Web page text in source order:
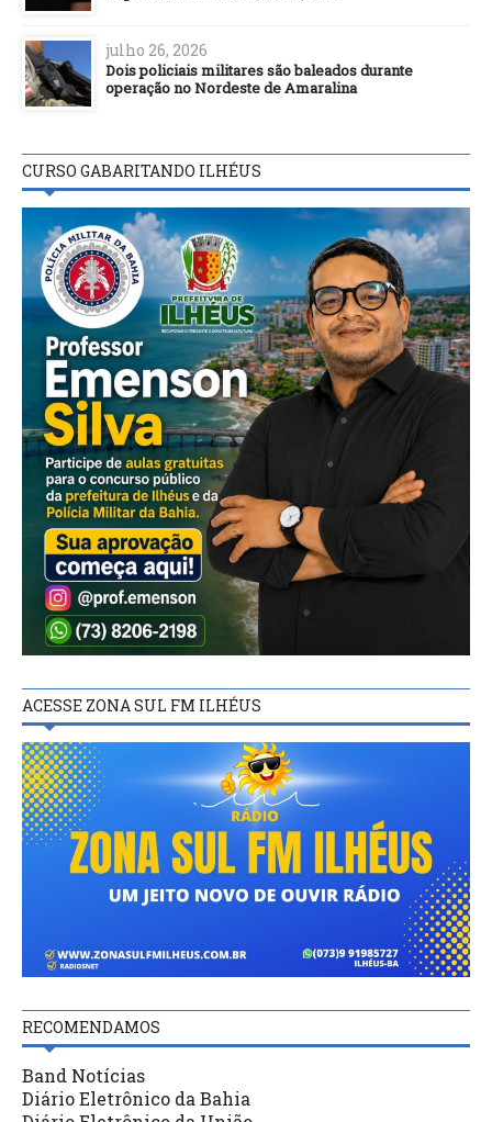
julho 26, 2026
Dois policiais militares são baleados durante
operação no Nordeste de Amaralina
CURSO GABARITANDO ILHÉUS
ACESSE ZONA SUL FM ILHÉUS
RECOMENDAMOS
Band Notícias
Diário Eletrônico da Bahia